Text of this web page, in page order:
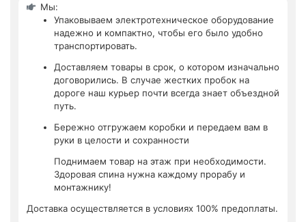
Мы:
Упаковываем электротехническое оборудование
надежно и компактно, чтобы его было удобно
транспортировать.
Доставляем товары в срок, о котором изначально
договорились. В случае жестких пробок на
дороге наш курьер почти всегда знает объездной
путь.
Бережно отгружаем коробки и передаем вам в
руки в целости и сохранности
Поднимаем товар на этаж при необходимости.
Здоровая спина нужна каждому прорабу и
монтажнику!
Доставка осуществляется в условиях 100% предоплаты.